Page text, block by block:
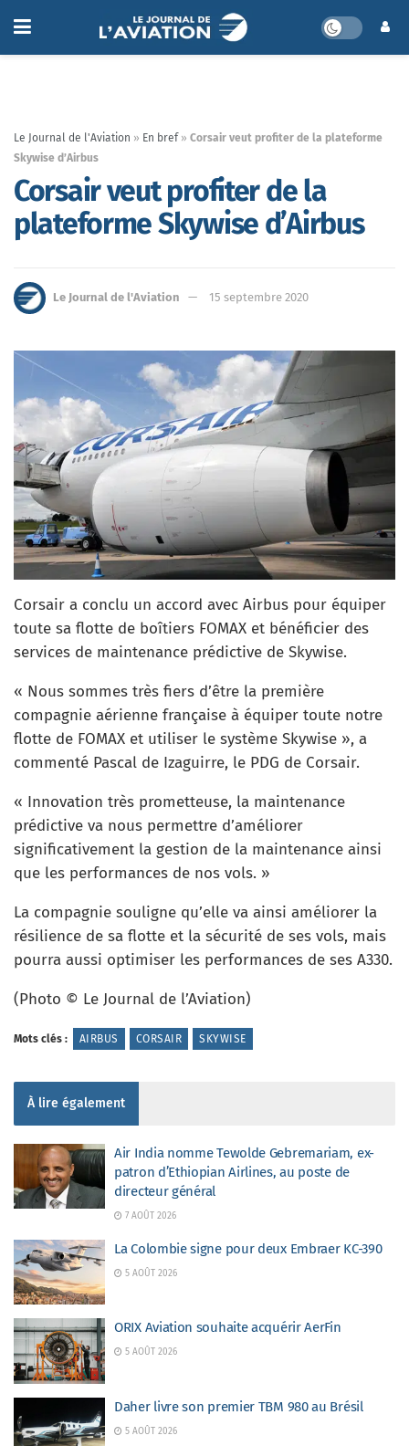
Le Journal de l'Aviation » En bref » Corsair veut profiter de la plateforme
Skywise d’Airbus
Corsair veut profiter de la
plateforme Skywise d’Airbus
Le Journal de l'Aviation 15 septembre 2020
Corsair a conclu un accord avec Airbus pour équiper
toute sa flotte de boîtiers FOMAX et bénéficier des
services de maintenance prédictive de Skywise.
« Nous sommes très fiers d’être la première
compagnie aérienne française à équiper toute notre
flotte de FOMAX et utiliser le système Skywise », a
commenté Pascal de Izaguirre, le PDG de Corsair.
« Innovation très prometteuse, la maintenance
prédictive va nous permettre d’améliorer
significativement la gestion de la maintenance ainsi
que les performances de nos vols. »
La compagnie souligne qu’elle va ainsi améliorer la
résilience de sa flotte et la sécurité de ses vols, mais
pourra aussi optimiser les performances de ses A330.
(Photo © Le Journal de l’Aviation)
Mots clés : AIRBUS CORSAIR SKYWISE
À lire également
Air India nomme Tewolde Gebremariam, ex-
patron d’Ethiopian Airlines, au poste de
directeur général
7 AOÛT 2026
La Colombie signe pour deux Embraer KC-390
5 AOÛT 2026
ORIX Aviation souhaite acquérir AerFin
5 AOÛT 2026
Daher livre son premier TBM 980 au Brésil
5 AOÛT 2026